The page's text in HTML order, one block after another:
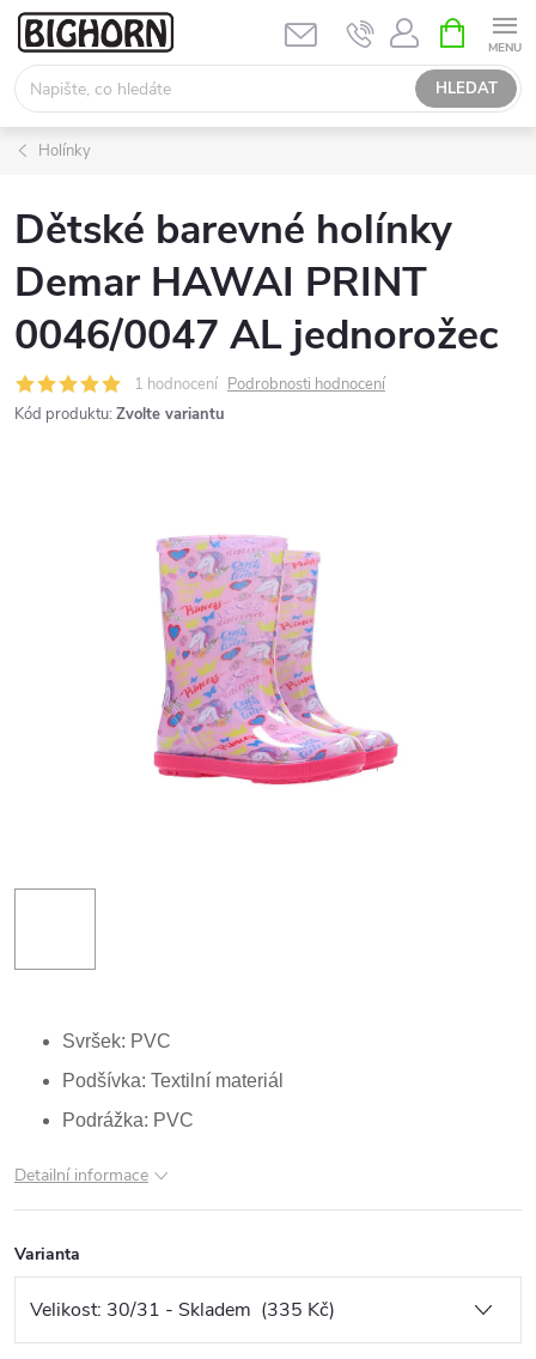
Přejít
obsah
HLEDAT
NÁKUPNÍ
KOŠÍK
Holínky
Dětské barevné holínky
Demar HAWAI PRINT
0046/0047 AL jednorožec
1 hodnocení Podrobnosti hodnocení
Kód produktu: Zvolte variantu
Svršek: PVC
Podšívka: Textilní materiál
Podrážka: PVC
Detailní informace
Varianta